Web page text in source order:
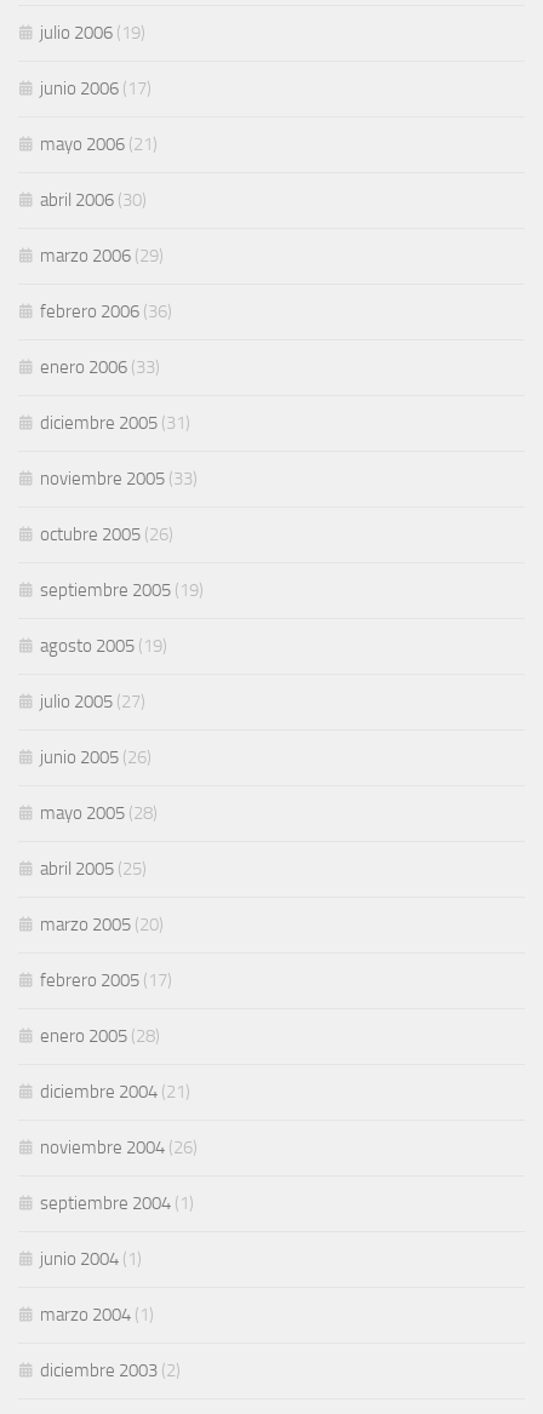
julio 2006 (19)
junio 2006 (17)
mayo 2006 (21)
abril 2006 (30)
marzo 2006 (29)
febrero 2006 (36)
enero 2006 (33)
diciembre 2005 (31)
noviembre 2005 (33)
octubre 2005 (26)
septiembre 2005 (19)
agosto 2005 (19)
julio 2005 (27)
junio 2005 (26)
mayo 2005 (28)
abril 2005 (25)
marzo 2005 (20)
febrero 2005 (17)
enero 2005 (28)
diciembre 2004 (21)
noviembre 2004 (26)
septiembre 2004 (1)
junio 2004 (1)
marzo 2004 (1)
diciembre 2003 (2)